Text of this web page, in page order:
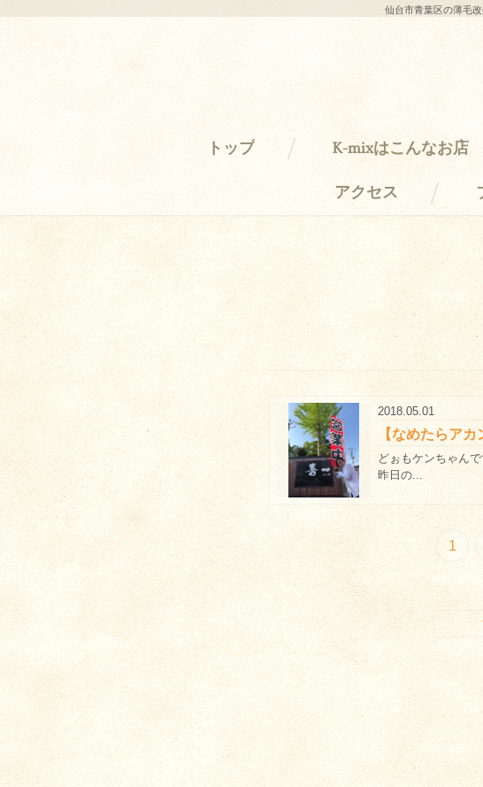
仙台市青葉区の薄毛
トップ K-mixはこんなお店
アクセス
2018.05.01
【なめたらア
どぉもケンちゃん
昨日の...
1